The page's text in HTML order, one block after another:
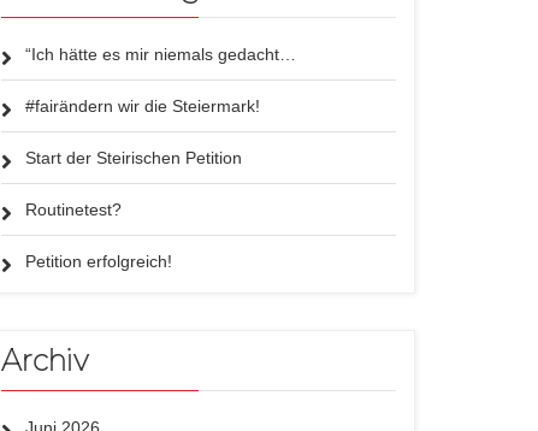
“Ich hätte es mir niemals gedacht…
#fairändern wir die Steiermark!
Start der Steirischen Petition
Routinetest?
Petition erfolgreich!
Archiv